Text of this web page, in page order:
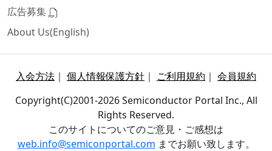
広告募集
About Us(English)
入会方法 ｜ 個人情報保護方針 ｜ ご利用規約 ｜ 会員規約
Copyright(C)2001-2026 Semiconductor Portal Inc., All
Rights Reserved.
このサイトについてのご意見・ご感想は
web.info@semiconportal.com までお願い致します。